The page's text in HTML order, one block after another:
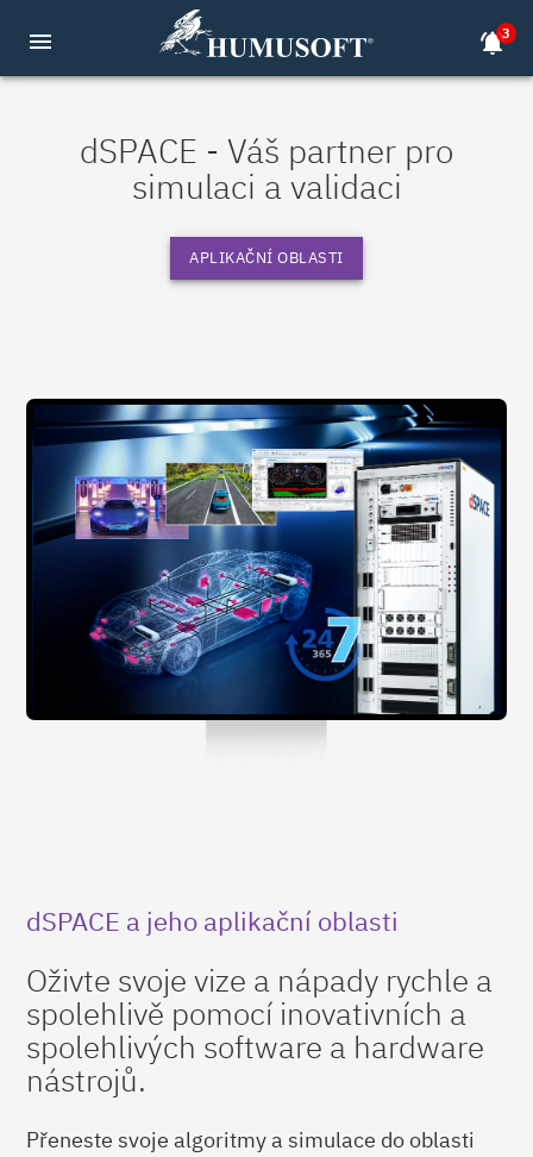
menu notifications_active3
dSPACE - Váš partner pro
simulaci a validaci
APLIKAČNÍ OBLASTI
dSPACE a jeho aplikační oblasti
Oživte svoje vize a nápady rychle a
spolehlivě pomocí inovativních a
spolehlivých software a hardware
nástrojů.
Přeneste svoje algoritmy a simulace do oblasti